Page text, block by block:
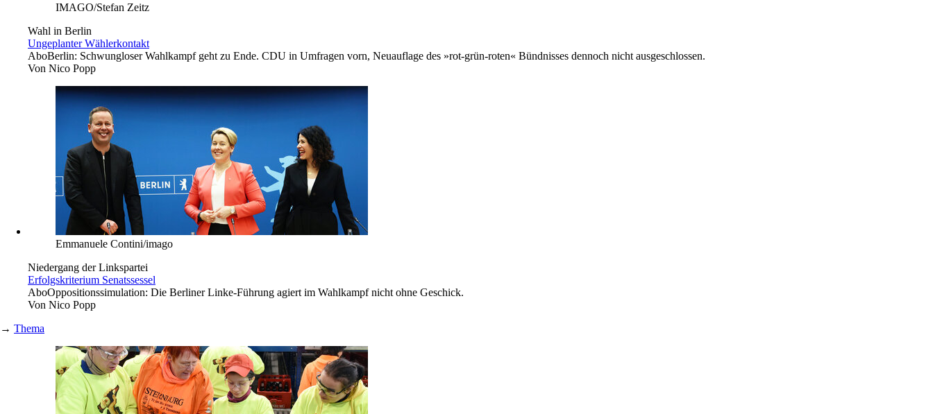
IMAGO/Stefan Zeitz
Wahl in Berlin
Ungeplanter Wählerkontakt
AboBerlin: Schwungloser Wahlkampf geht zu Ende. CDU in Umfragen vorn, Neuauflage des »rot-grün-roten« Bündnisses dennoch nicht ausgeschlossen.
Von Nico Popp
Emmanuele Contini/imago
Niedergang der Linkspartei
Erfolgskriterium Senatssessel
AboOppositionssimulation: Die Berliner Linke-Führung agiert im Wahlkampf nicht ohne Geschick.
Von Nico Popp
→ Thema